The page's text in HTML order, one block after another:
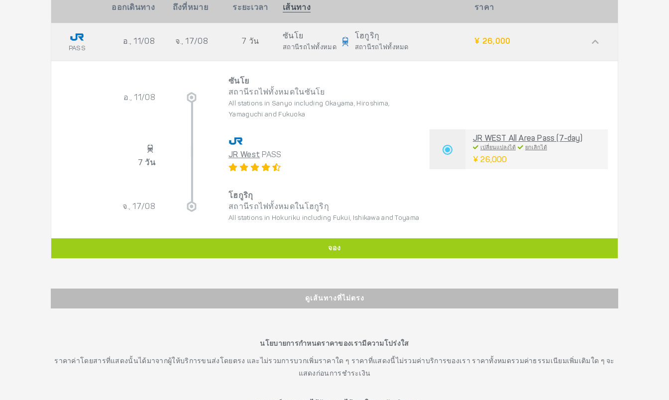
ออกเดินทาง ถึงที่หมาย ระยะเวลา เส้นทาง ราคา
PASS
อ., 11/08 จ., 17/08 7 วัน
ซันโย
สถานีรถไฟทั้งหมด
โฮกูริกุ
สถานีรถไฟทั้งหมด
¥ 26,000
อ., 11/08
ซันโย
สถานีรถไฟทั้งหมดในซันโย
All stations in Sanyo including Okayama, Hiroshima,
Yamaguchi and Fukuoka
JR WEST All Area Pass (7-day)
เปลี่ยนแปลงได้ ยกเลิกได้
¥ 26,000
7 วัน
JR West PASS
จ., 17/08
โฮกูริกุ
สถานีรถไฟทั้งหมดในโฮกูริกุ
All stations in Hokuriku including Fukui, Ishikawa and Toyama
จอง
ดูเส้นทางที่ไม่ตรง
นโยบายการกำหนดราคาของเรามีความโปร่งใส
ราคาค่าโดยสารที่แสดงนั้นได้มาจากผู้ให้บริการขนส่งโดยตรง และไม่รวมการบวกเพิ่มราคาใด ๆ ราคาที่แสดงนี้ไม่รวมค่าบริการของเรา ราคาทั้งหมดรวมค่าธรรมเนียมเพิ่มเติมใด ๆ จะ
แสดงก่อนการชำระเงิน